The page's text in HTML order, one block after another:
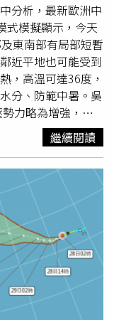
分析，最新歐洲中
式模擬顯示，今天
東南部有局部短暫
近平地也可能受到
，高溫可達36度，
分、防範中暑。吳
力略為增強，大
，午後山區及少部
望下週天氣，8月2
盛夏型天氣，普遍
注意防曬及預防中
加，午後局部雷陣
德榮指出，氣象署
生成僅36小時，已
秒48公尺，預估
超越目前由「巴
強颱風，也就是今
系集模擬顯示，
繼續閱讀